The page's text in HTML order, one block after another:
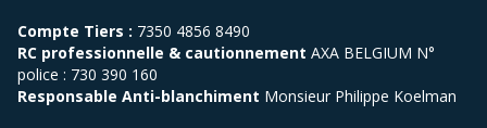
Compte Tiers : 7350 4856 8490
RC professionnelle & cautionnement AXA BELGIUM N°
police : 730 390 160
Responsable Anti-blanchiment Monsieur Philippe Koelman